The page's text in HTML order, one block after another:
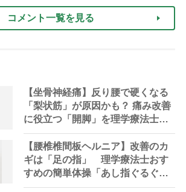
コメント一覧を見る
【坐骨神経痛】反り腰で硬くなる
「梨状筋」が原因かも？ 痛み改善
に役立つ「開脚」を理学療法士が
解説
【腰椎椎間板ヘルニア】改善のカ
ギは「足の指」 理学療法士おす
すめの簡単体操「あし指ぐるぐ
る」「あし指じゃんけん」